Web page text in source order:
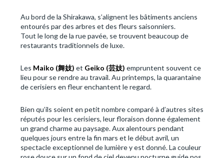
Au bord de la Shirakawa, s’alignent les bâtiments anciens
entourés par des arbres et des fleurs saisonniers.
Tout le long de la rue pavée, se trouvent beaucoup de
restaurants traditionnels de luxe.
Les Maiko (舞妓) et Geiko (芸妓) empruntent souvent ce
lieu pour se rendre au travail. Au printemps, la quarantaine
de cerisiers en fleur enchantent le regard.
Bien qu’ils soient en petit nombre comparé à d’autres sites
réputés pour les cerisiers, leur floraison donne également
un grand charme au paysage. Aux alentours pendant
quelques jours entre la fin mars et le début avril, un
spectacle exceptionnel de lumière y est donné. La couleur